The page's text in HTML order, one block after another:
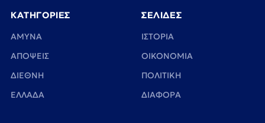
ΚΑΤΗΓΟΡΙΕΣ
ΑΜΥΝΑ
ΑΠΟΨΕΙΣ
ΔΙΕΘΝΗ
ΕΛΛΑΔΑ
ΣΕΛΙΔΕΣ
ΙΣΤΟΡΙΑ
ΟΙΚΟΝΟΜΙΑ
ΠΟΛΙΤΙΚΗ
ΔΙΑΦΟΡΑ